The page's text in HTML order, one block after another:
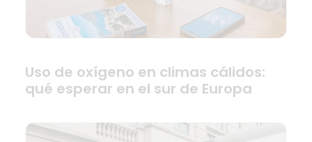
Uso de oxígeno en climas cálidos:
qué esperar en el sur de Europa